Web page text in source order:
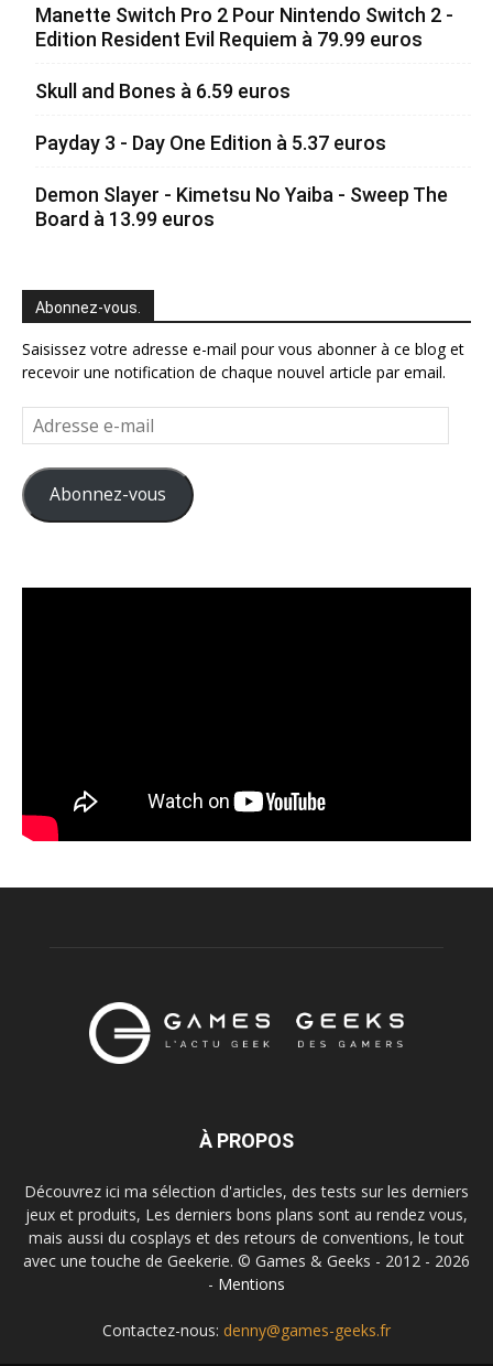
Manette Switch Pro 2 Pour Nintendo Switch 2 -
Edition Resident Evil Requiem à 79.99 euros
Skull and Bones à 6.59 euros
Payday 3 - Day One Edition à 5.37 euros
Demon Slayer - Kimetsu No Yaiba - Sweep The
Board à 13.99 euros
Abonnez-vous.
Saisissez votre adresse e-mail pour vous abonner à ce blog et
recevoir une notification de chaque nouvel article par email.
Adresse
e-
mail
Abonnez-vous
À PROPOS
Découvrez ici ma sélection d'articles, des tests sur les derniers
jeux et produits, Les derniers bons plans sont au rendez vous,
mais aussi du cosplays et des retours de conventions, le tout
avec une touche de Geekerie. © Games & Geeks - 2012 - 2026
- Mentions
Contactez-nous: denny@games-geeks.fr